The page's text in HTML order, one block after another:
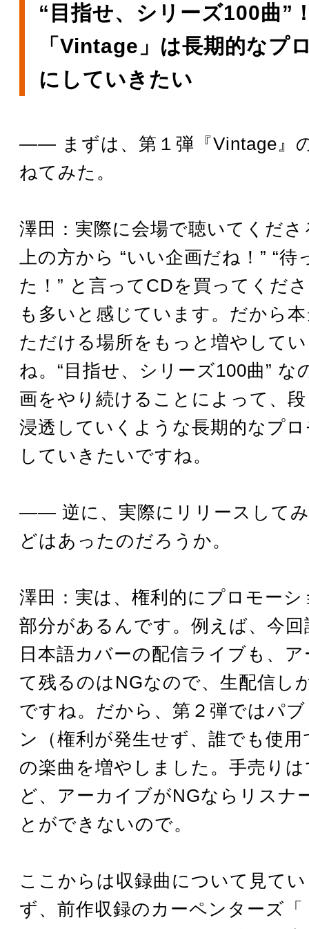
“目指せ、シリーズ100曲”
「Vintage」は長期的なプ
にしていきたい
―― まずは、第１弾『Vintage』
ねてみた。
澤田：実際に会場で聴いてくだ
上の方から “いい企画だね！” “
た！” と言ってCDを買ってくだ
も多いと感じています。だから
ただける場所をもっと増やして
ね。“目指せ、シリーズ100曲” な
画をやり続けることによって、
浸透していくような長期的なプ
していきたいですね。
―― 逆に、実際にリリースして
どはあったのだろうか。
澤田：実は、権利的にプロモー
部分があるんです。例えば、今
日本語カバーの配信ライブも、
て残るのはNGなので、生配信し
ですね。だから、第２弾ではパ
ン（権利が発生せず、誰でも使
の楽曲を増やしました。手売り
ど、アーカイブがNGならリスナ
とができないので。
ここからは収録曲について見て
ず、前作収録のカーペンターズ「